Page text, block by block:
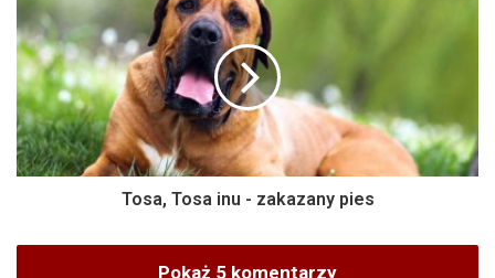
Tosa, Tosa inu - zakazany pies
Pokaż 5 komentarzy